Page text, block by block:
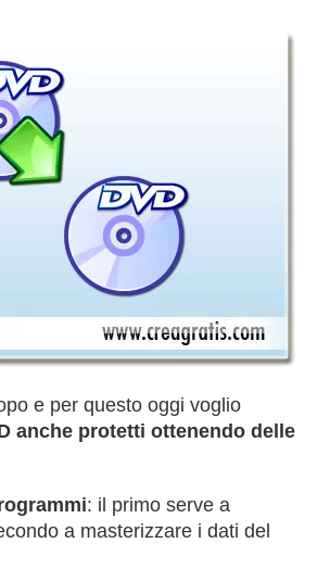
e per questo oggi voglio
anche protetti ottenendo delle
: il primo serve a
a masterizzare i dati del